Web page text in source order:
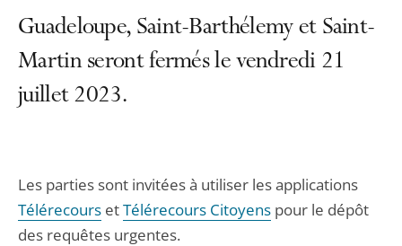
Guadeloupe, Saint-Barthélemy et Saint-
Martin seront fermés le vendredi 21
juillet 2023.
Les parties sont invitées à utiliser les applications
Télérecours etTélérecours Citoyens pour le dépôt
des requêtes urgentes.